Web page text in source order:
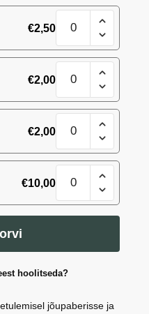
kogus
€2,50
Kompositsioon
Lillekorv
3
kogus
€2,00
Kompositsioon
Lillekorv
3
kogus
€2,00
Kompositsioon
Lillekorv
3
kogus
€10,00
Kompositsioon
Lillekorv
3
kogus
hoolitseda?
jõupaberisse ja